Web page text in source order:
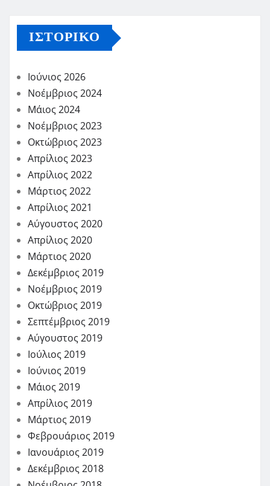
ΙΣΤΟΡΙΚΌ
Ιούνιος 2026
Νοέμβριος 2024
Μάιος 2024
Νοέμβριος 2023
Οκτώβριος 2023
Απρίλιος 2023
Απρίλιος 2022
Μάρτιος 2022
Απρίλιος 2021
Αύγουστος 2020
Απρίλιος 2020
Μάρτιος 2020
Δεκέμβριος 2019
Νοέμβριος 2019
Οκτώβριος 2019
Σεπτέμβριος 2019
Αύγουστος 2019
Ιούλιος 2019
Ιούνιος 2019
Μάιος 2019
Απρίλιος 2019
Μάρτιος 2019
Φεβρουάριος 2019
Ιανουάριος 2019
Δεκέμβριος 2018